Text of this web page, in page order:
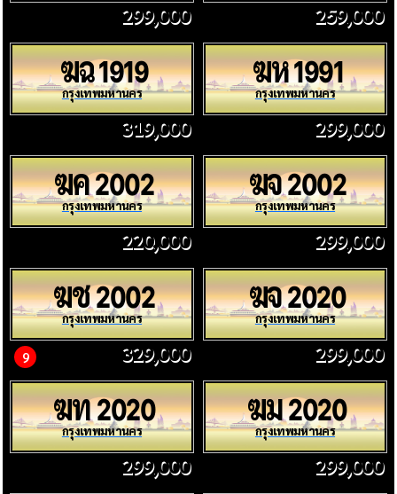
299,000 259,000
ฆฉ1919
กรุงเทพมหานคร
319,000
ฆห1991
กรุงเทพมหานคร
299,000
ฆค2002
กรุงเทพมหานคร
220,000
ฆจ2002
กรุงเทพมหานคร
299,000
ฆช2002
กรุงเทพมหานคร
9 329,000
ฆจ2020
กรุงเทพมหานคร
299,000
ฆท2020
กรุงเทพมหานคร
299,000
ฆม2020
กรุงเทพมหานคร
299,000